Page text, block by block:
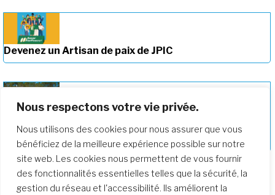
Nous respectons votre vie privée.
Nous utilisons des cookies pour nous assurer que vous
bénéficiez de la meilleure expérience possible sur notre
site web. Les cookies nous permettent de vous fournir
des fonctionnalités essentielles telles que la sécurité, la
gestion du réseau et l'accessibilité. Ils améliorent la
Devenez un Artisan de paix de JPIC
Approfondir notre parcours de
formation